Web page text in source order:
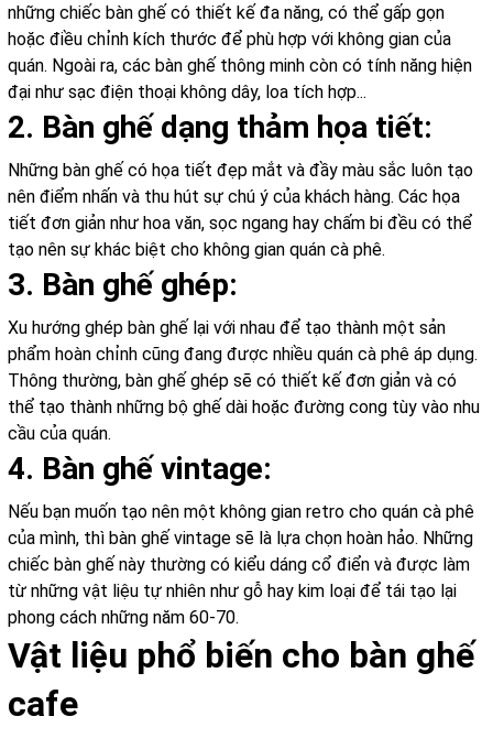
những chiếc bàn ghế có thiết kế đa năng, có thể gấp gọn
hoặc điều chỉnh kích thước để phù hợp với không gian của
quán. Ngoài ra, các bàn ghế thông minh còn có tính năng hiện
đại như sạc điện thoại không dây, loa tích hợp...
2. Bàn ghế dạng thảm họa tiết:
Những bàn ghế có họa tiết đẹp mắt và đầy màu sắc luôn tạo
nên điểm nhấn và thu hút sự chú ý của khách hàng. Các họa
tiết đơn giản như hoa văn, sọc ngang hay chấm bi đều có thể
tạo nên sự khác biệt cho không gian quán cà phê.
3. Bàn ghế ghép:
Xu hướng ghép bàn ghế lại với nhau để tạo thành một sản
phẩm hoàn chỉnh cũng đang được nhiều quán cà phê áp dụng.
Thông thường, bàn ghế ghép sẽ có thiết kế đơn giản và có
thể tạo thành những bộ ghế dài hoặc đường cong tùy vào nhu
cầu của quán.
4. Bàn ghế vintage:
Nếu bạn muốn tạo nên một không gian retro cho quán cà phê
của mình, thì bàn ghế vintage sẽ là lựa chọn hoàn hảo. Những
chiếc bàn ghế này thường có kiểu dáng cổ điển và được làm
từ những vật liệu tự nhiên như gỗ hay kim loại để tái tạo lại
phong cách những năm 60-70.
Vật liệu phổ biến cho bàn ghế
cafe